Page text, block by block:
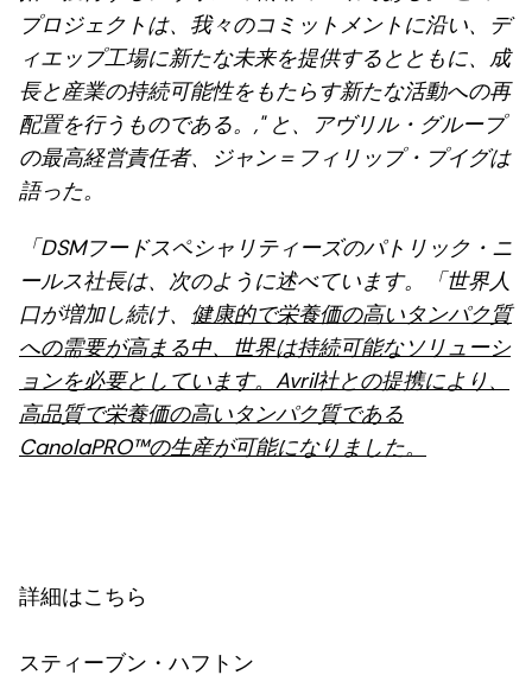
プロジェクトは、我々のコミットメントに沿い、デ
ィエップ工場に新たな未来を提供するとともに、成
長と産業の持続可能性をもたらす新たな活動への再
配置を行うものである。," と、アヴリル・グループ
の最高経営責任者、ジャン＝フィリップ・プイグは
語った。
「DSMフードスペシャリティーズのパトリック・ニ
ールス社長は、次のように述べています。「世界人
口が増加し続け、 健康的で栄養価の高いタンパク質
への需要が高まる中、世界は持続可能なソリューシ
ョンを必要としています。Avril社との提携により、
高品質で栄養価の高いタンパク質である
CanolaPRO™の生産が可能になりました。
詳細はこちら
スティーブン・ハフトン